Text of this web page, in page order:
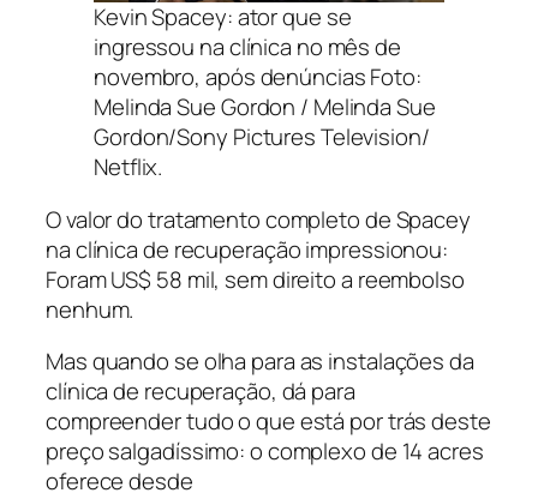
Kevin Spacey: ator que se
ingressou na clínica no mês de
novembro, após denúncias Foto:
Melinda Sue Gordon / Melinda Sue
Gordon/Sony Pictures Television/
Netflix.
O valor do tratamento completo de Spacey
na clínica de recuperação impressionou:
Foram US$ 58 mil, sem direito a reembolso
nenhum.
Mas quando se olha para as instalações da
clínica de recuperação, dá para
compreender tudo o que está por trás deste
preço salgadíssimo: o complexo de 14 acres
oferece desde